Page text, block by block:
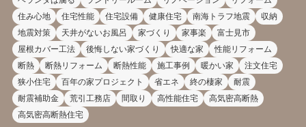
住み心地
住宅性能 住宅設備 健康住宅 南海トラフ地震
収納
地震対策
天井がないお風呂 家づくり 家事楽
富士見市
屋根カバー工法
後悔しない家づくり 快適な家
性能リフォーム
断熱
断熱リフォーム 断熱性能 施工事例 暖かい家
注文住宅
狭小住宅
百年の家プロジェクト 省エネ 終の棲家
耐震
耐震補助金
荒引工務店 間取り 高性能住宅
高気密高断熱
高気密高断熱住宅